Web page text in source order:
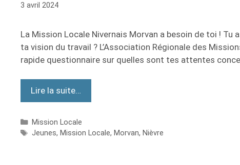
3 avril 2024
La Mission Locale Nivernais Morvan a besoin de toi !
ta vision du travail ? L’Association Régionale des
rapide questionnaire sur quelles sont tes attentes
Lire la suite…
Mission Locale
Jeunes, Mission Locale, Morvan, Nièvre